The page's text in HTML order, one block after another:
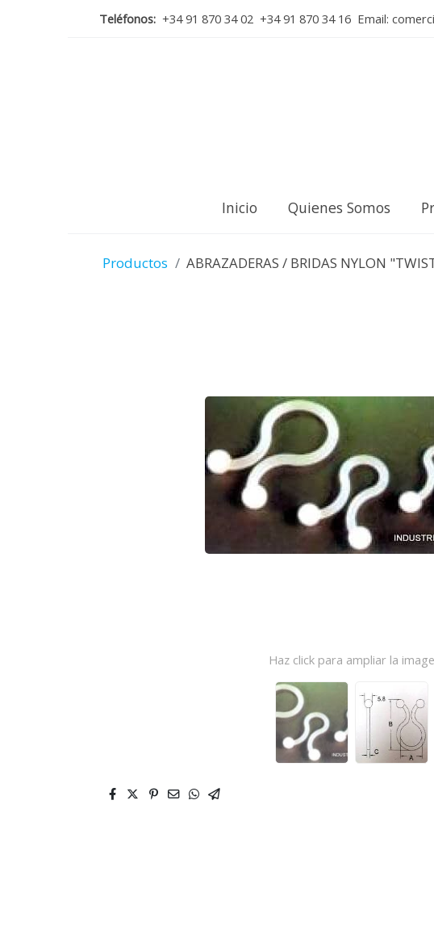
Teléfonos: +34 91 870 34 02 +34 91 870 34 16 Email:
Inicio Quienes Somos
Productos ABRAZADERAS / BRIDAS NYLON
Haz click para ampliar la